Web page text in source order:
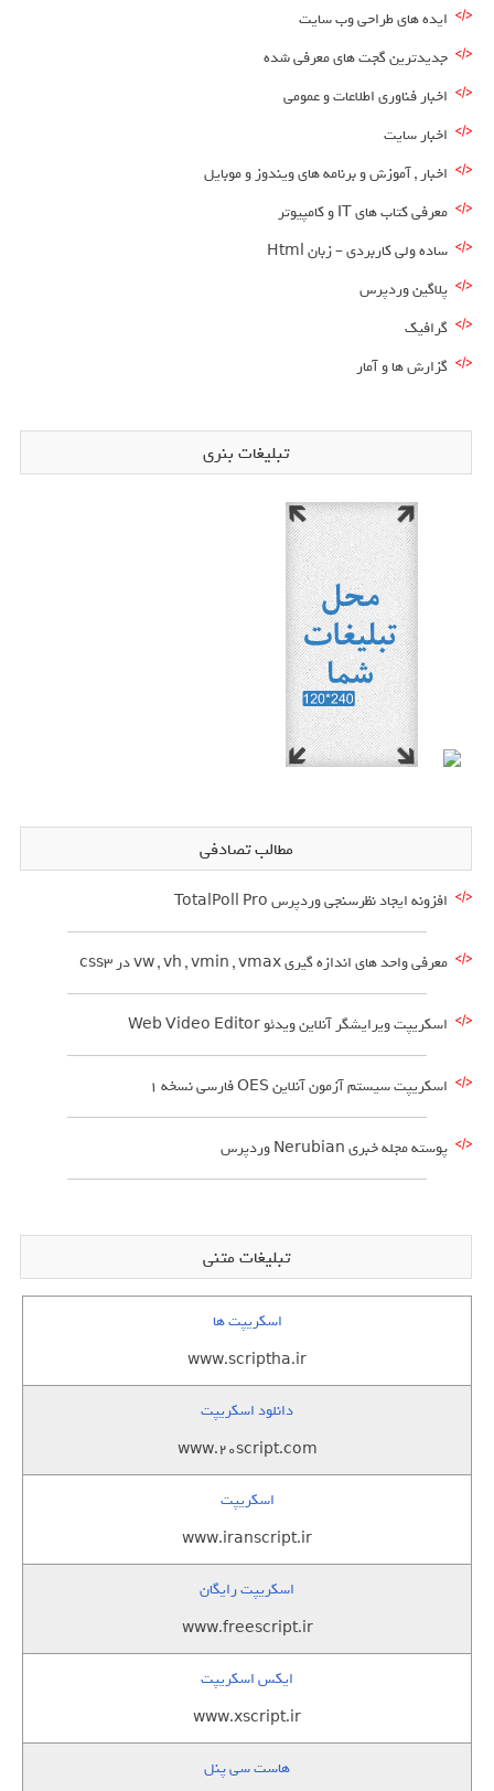
ایده های طراحی وب سایت
جدیدترین گجت های معرفی شده
اخبار فناوری اطلاعات و عمومی
اخبار سایت
اخبار , آموزش و برنامه های ویندوز و موبایل
معرفی کتاب های IT و کامپیوتر
ساده ولی کاربردی – زبان Html
پلاگین وردپرس
گرافیک
گزارش ها و آمار
تبلیغات بنری
مطالب تصادفی
افزونه ایجاد نظرسنجی وردپرس TotalPoll Pro
معرفی واحد های اندازه گیری vw , vh , vmin , vmax در css3
اسکریپت ویرایشگر آنلاین ویدئو Web Video Editor
اسکریپت سیستم آزمون آنلاین OES فارسی نسخه 1
پوسته مجله خبری Nerubian وردپرس
تبلیغات متنی
اسکریپت ها
www.scriptha.ir
دانلود اسکریپت
www.20script.com
اسکریپت
www.iranscript.ir
اسکریپت رایگان
www.freescript.ir
ایکس اسکریپت
www.xscript.ir
هاست سی پنل